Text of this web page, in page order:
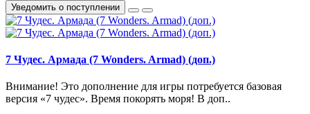
Уведомить о поступлении
7 Чудес. Армада (7 Wonders. Armad) (доп.)
Внимание! Это дополнение для игры потребуется базовая
версия «7 чудес». Время покорять моря! В доп..